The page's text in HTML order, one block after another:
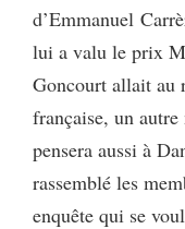
d’Emmanuel
lui a valu le prix
Goncourt allait au
française, un
pensera aussi à
rassemblé les
enquête qui se